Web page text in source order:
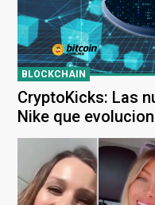
BLOCKCHAIN
CryptoKicks: Las
Nike que